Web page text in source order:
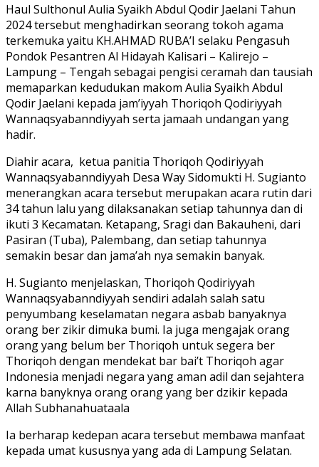
Haul Sulthonul Aulia Syaikh Abdul Qodir Jaelani Tahun
2024 tersebut menghadirkan seorang tokoh agama
terkemuka yaitu KH.AHMAD RUBA’I selaku Pengasuh
Pondok Pesantren Al Hidayah Kalisari – Kalirejo –
Lampung – Tengah sebagai pengisi ceramah dan tausiah
memaparkan kedudukan makom Aulia Syaikh Abdul
Qodir Jaelani kepada jam’iyyah Thoriqoh Qodiriyyah
Wannaqsyabanndiyyah serta jamaah undangan yang
hadir.
Diahir acara, ketua panitia Thoriqoh Qodiriyyah
Wannaqsyabanndiyyah Desa Way Sidomukti H. Sugianto
menerangkan acara tersebut merupakan acara rutin dari
34 tahun lalu yang dilaksanakan setiap tahunnya dan di
ikuti 3 Kecamatan. Ketapang, Sragi dan Bakauheni, dari
Pasiran (Tuba), Palembang, dan setiap tahunnya
semakin besar dan jama’ah nya semakin banyak.
H. Sugianto menjelaskan, Thoriqoh Qodiriyyah
Wannaqsyabanndiyyah sendiri adalah salah satu
penyumbang keselamatan negara asbab banyaknya
orang ber zikir dimuka bumi. Ia juga mengajak orang
orang yang belum ber Thoriqoh untuk segera ber
Thoriqoh dengan mendekat bar bai’t Thoriqoh agar
Indonesia menjadi negara yang aman adil dan sejahtera
karna banyknya orang orang yang ber dzikir kepada
Allah Subhanahuataala
Ia berharap kedepan acara tersebut membawa manfaat
kepada umat kususnya yang ada di Lampung Selatan.